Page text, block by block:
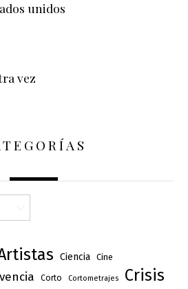
unidos
vez
Ciencia Cine
Corto Cortometrajes Crisis